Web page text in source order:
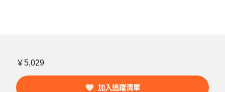
￥5,029
加入追蹤清單